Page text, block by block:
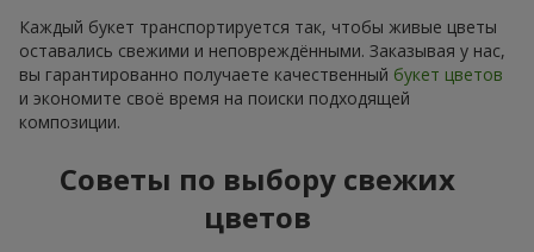
Каждый букет транспортируется так, чтобы живые цветы
оставались свежими и неповреждёнными. Заказывая у нас,
вы гарантированно получаете качественный букет цветов
и экономите своё время на поиски подходящей
композиции.
Советы по выбору свежих
цветов